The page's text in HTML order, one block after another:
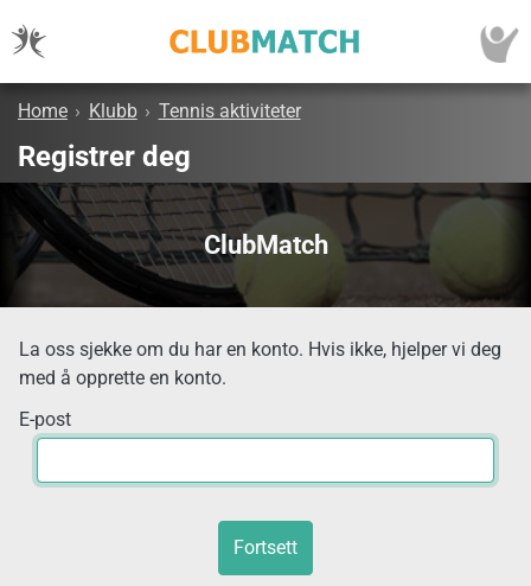
Home › Klubb › Tennis aktiviteter
Registrer deg
ClubMatch
La oss sjekke om du har en konto. Hvis ikke, hjelper vi deg
med å opprette en konto.
E-post
Fortsett